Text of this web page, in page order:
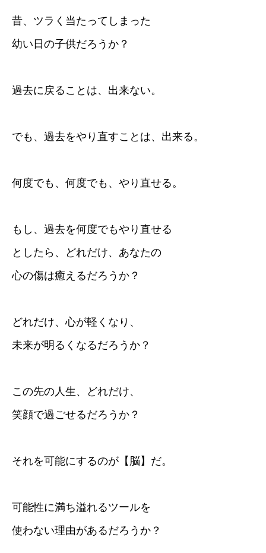
昔、ツラく当たってしまった
幼い日の子供だろうか？
過去に戻ることは、出来ない。
でも、過去をやり直すことは、出来る。
何度でも、何度でも、やり直せる。
もし、過去を何度でもやり直せる
としたら、どれだけ、あなたの
心の傷は癒えるだろうか？
どれだけ、心が軽くなり、
未来が明るくなるだろうか？
この先の人生、どれだけ、
笑顔で過ごせるだろうか？
それを可能にするのが【脳】だ。
可能性に満ち溢れるツールを
使わない理由があるだろうか？